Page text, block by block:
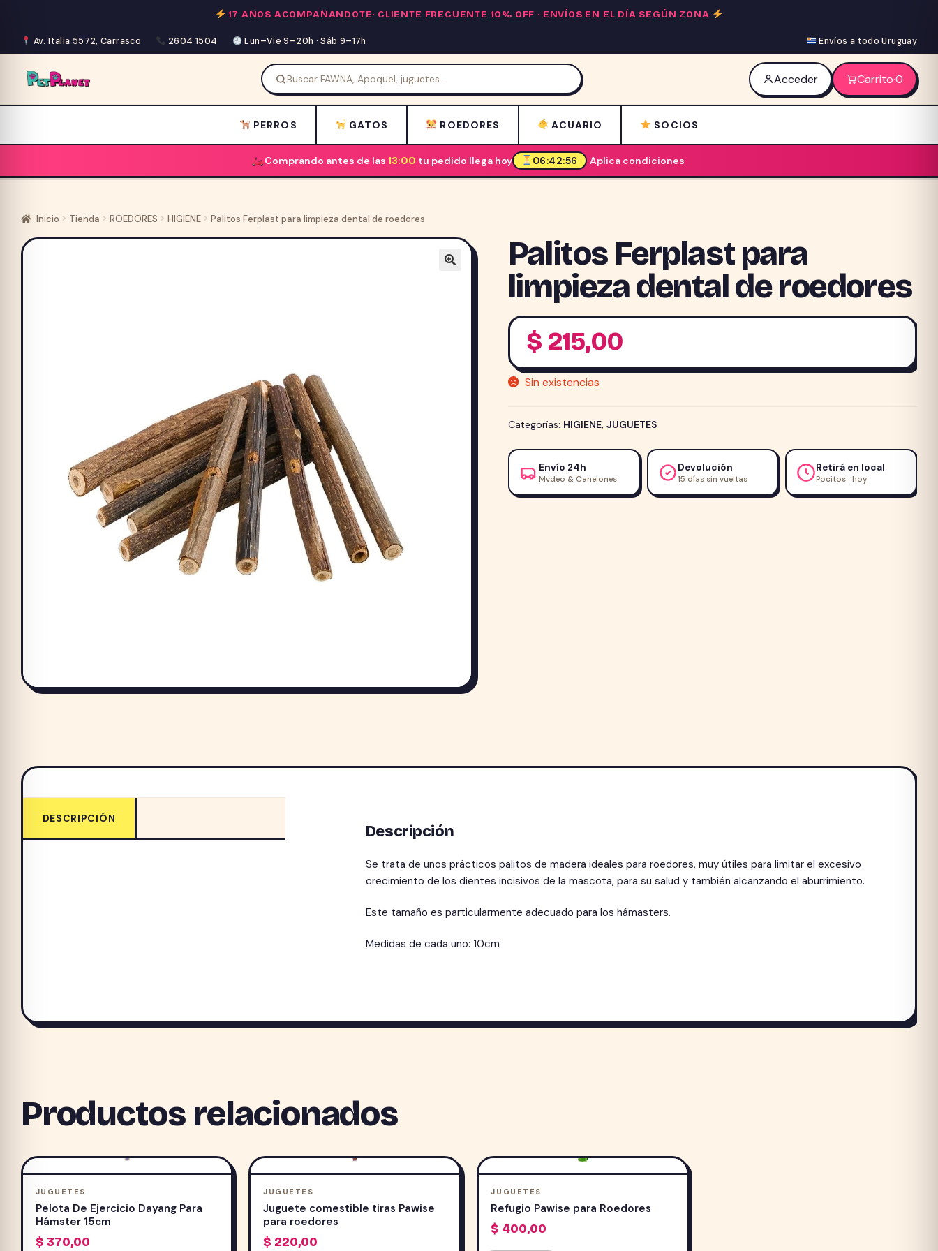
contenido
17 AÑOS ACOMPAÑANDOTE· CLIENTE FRECUENTE 10% OFF · ENVÍOS EN EL DÍA SEGÚN ZONA
Av. Italia 5572, Carrasco 2604 1504 Lun–Vie 9–20h · Sáb 9–17h Envíos a todo Uruguay
Acceder Carrito·0
PERROS GATOS ROEDORES ACUARIO SOCIOS
Comprando antes de las13:00 tu pedido llega hoy 06:42:55 Aplica condiciones
Inicio Tienda ROEDORES HIGIENE Palitos Ferplast para limpieza dental de roedores
Palitos Ferplast para
limpieza dental de roedores
$ 215,00
Sin existencias
Categorías: HIGIENE, JUGUETES
Envío 24h
Mvdeo & Canelones
Devolución
15 días sin vueltas
Retirá en local
Pocitos · hoy
DESCRIPCIÓN
Descripción
Se trata de unos prácticos palitos de madera ideales para roedores, muy útiles para limitar el excesivo
crecimiento de los dientes incisivos de la mascota, para su salud y también alcanzando el aburrimiento.
Este tamaño es particularmente adecuado para los hámasters.
Medidas de cada uno: 10cm
Productos relacionados
JUGUETES
Pelota De Ejercicio Dayang Para
Hámster 15cm
$ 370,00
JUGUETES
Juguete comestible tiras Pawise
para roedores
$ 220,00
JUGUETES
Refugio Pawise para Roedores
$ 400,00